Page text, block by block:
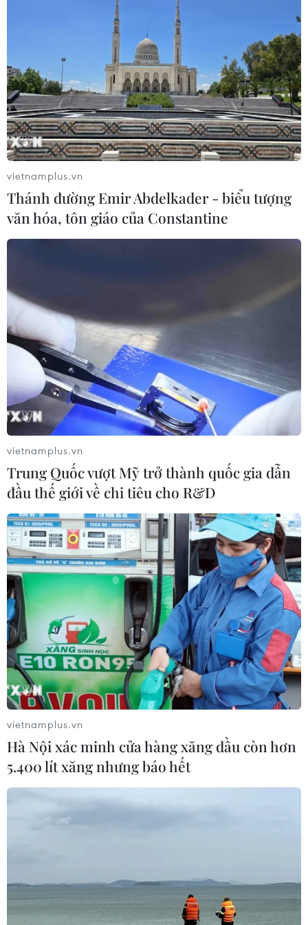
TIN CÙNG CHUYÊN MỤC
vietnamplus.vn
Thánh đường Emir Abdelkader - biểu tượng
văn hóa, tôn giáo của Constantine
vietnamplus.vn
Trung Quốc vượt Mỹ trở thành quốc gia dẫn
đầu thế giới về chi tiêu cho R&D
vietnamplus.vn
Hà Nội xác minh cửa hàng xăng dầu còn hơn
5.400 lít xăng nhưng báo hết